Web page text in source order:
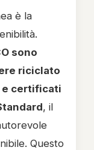
è la
sono
riciclato
e certificati
, il
Questo